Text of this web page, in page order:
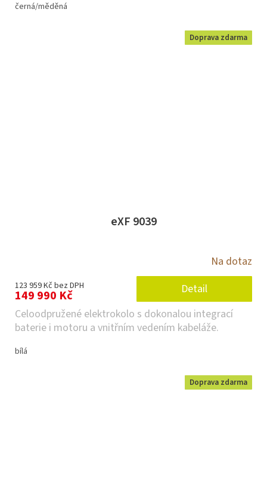
černá/měděná
Doprava zdarma
eXF 9039
Na dotaz
123 959 Kč bez DPH
149 990 Kč
Detail
Celoodpružené elektrokolo s dokonalou integrací
baterie i motoru a vnitřním vedením kabeláže.
bílá
Doprava zdarma